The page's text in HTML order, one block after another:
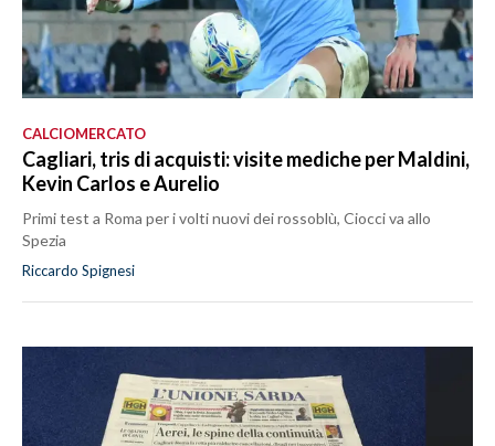
CALCIOMERCATO
Cagliari, tris di acquisti: visite mediche per Maldini,
Kevin Carlos e Aurelio
Primi test a Roma per i volti nuovi dei rossoblù, Ciocci va allo
Spezia
Riccardo Spignesi